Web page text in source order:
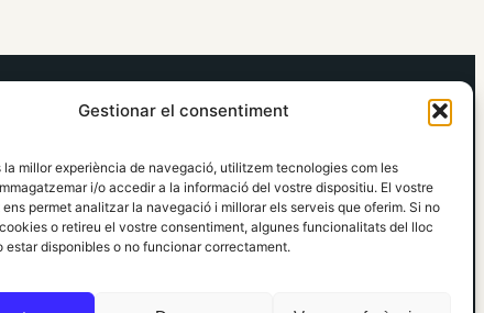
Gestionar el consentiment
la millor experiència de navegació, utilitzem tecnologies com les
i/o accedir a la informació del vostre dispositiu. El vostre
permet analitzar la navegació i millorar els serveis que oferim. Si no
o retireu el vostre consentiment, algunes funcionalitats del lloc
estar disponibles o no funcionar correctament.
elRidaura.com
Política de Cookies
Política Editorial